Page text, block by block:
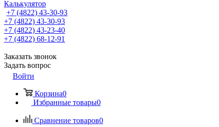
Калькулятор
+7 (4822) 43-30-93
+7 (4822) 43-30-93
+7 (4822) 43-23-40
+7 (4822) 68-12-91
Заказать звонок
Задать вопрос
Войти
Корзина0
Избранные товары0
Сравнение товаров0